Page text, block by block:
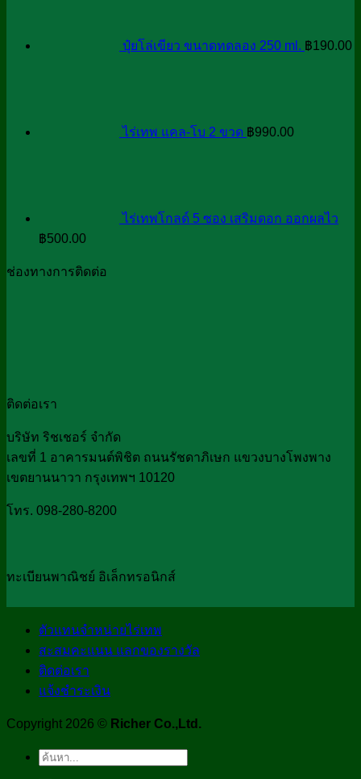
ปุ๋ยโล่เขียว ขนาดทดลอง 250 ml. ฿190.00
ไร่เทพ แคล-โบ 2 ขวด ฿990.00
ไร่เทพโกลด์ 5 ซอง เสริมดอก ออกผลไว
฿500.00
ช่องทางการติดต่อ
ติดต่อเรา
บริษัท ริชเชอร์ จำกัด
เลขที่ 1 อาคารมนต์พิชิต ถนนรัชดาภิเษก แขวงบางโพงพาง
เขตยานนาวา กรุงเทพฯ 10120
โทร. 098-280-8200
ทะเบียนพาณิชย์ อิเล็กทรอนิกส์
ตัวแทนจำหน่ายไร่เทพ
สะสมคะแนน แลกของรางวัล
ติดต่อเรา
แจ้งชำระเงิน
Copyright 2026 © Richer Co.,Ltd.
ค้นหา: